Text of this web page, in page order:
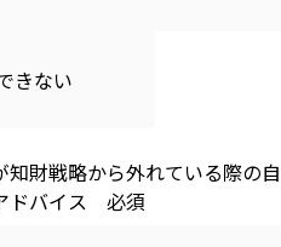
きない
知財戦略から外れている際の
ドバイス